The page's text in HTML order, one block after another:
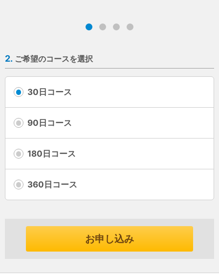
2. ご希望のコースを選択
30日コース
90日コース
180日コース
360日コース
お申し込み